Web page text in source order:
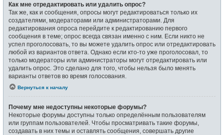
Как мне отредактировать или удалить опрос?
Так же, как и сообщения, опросы могут редактироваться только их
создателями, модераторами или администраторами. Для
редактирования опроса перейдите к редактированию первого
сообщения в теме; опрос всегда связан именно с ним. Если никто не
успел проголосовать, то вы можете удалить опрос или отредактировать
любой из вариантов ответа. Однако если кто-то уже проголосовал, то
только модераторы или администраторы могут отредактировать или
удалить опрос. Это сделано для того, чтобы нельзя было менять
варианты ответов во время голосования.
Вернуться к началу
Почему мне недоступны некоторые форумы?
Некоторые форумы доступны только определённым пользователям
или группам пользователей. Чтобы просматривать такие форумы,
создавать в них темы и оставлять сообщения, совершать другие